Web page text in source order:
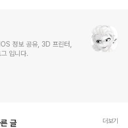
정보 공유, 3D 프린터,
입니다.
글 더보기